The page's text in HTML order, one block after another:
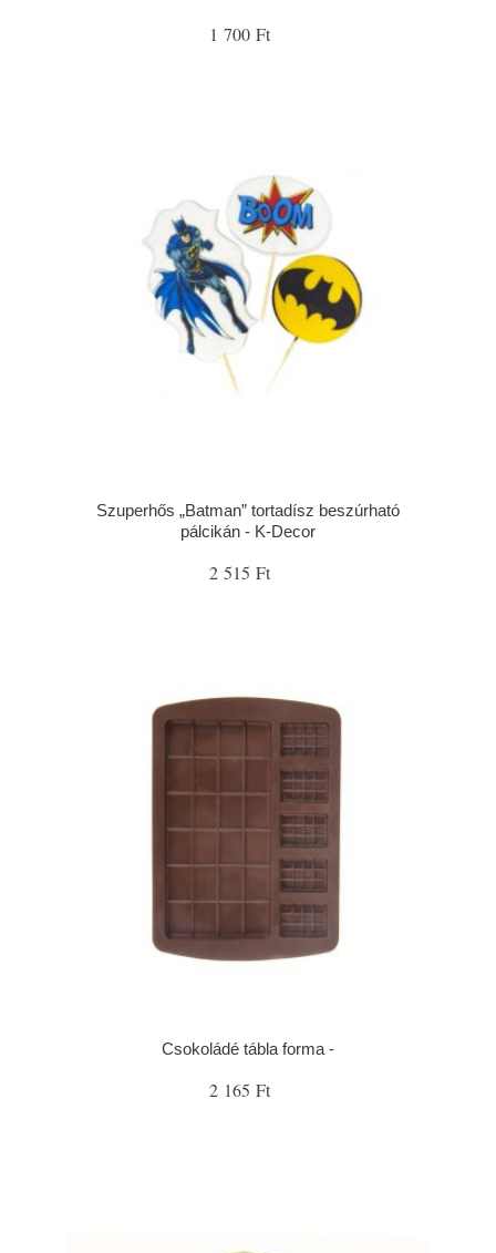
1 700 Ft
Szuperhős „Batman” tortadísz beszúrható
pálcikán - K-Decor
2 515 Ft
Csokoládé tábla forma -
2 165 Ft